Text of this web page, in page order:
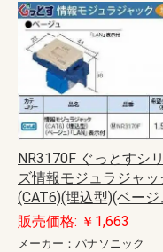
NR3170F ぐっとすシ
ズ情報モジュラジャッ
(CAT6)(埋込型)(ベージ
販売価格: ￥1,663
メーカー：パナソニック